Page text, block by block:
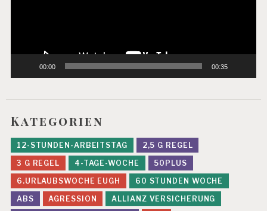
00:00 00:35
Kategorien
12-STUNDEN-ARBEITSTAG
2,5 G REGEL
3 G REGEL
4-TAGE-WOCHE
50PLUS
6.URLAUBSWOCHE EUGH
60 STUNDEN WOCHE
ABS
AGRESSION
ALLIANZ VERSICHERUNG